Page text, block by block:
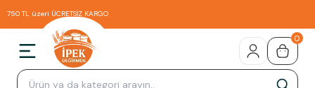
750 TL üzeri ÜCRETSİZ KARGO
0